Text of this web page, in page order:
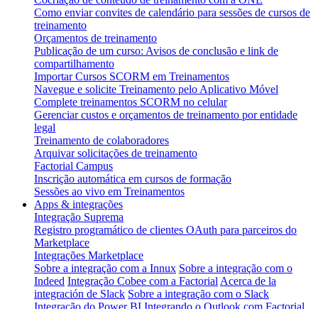
Como enviar convites de calendário para sessões de cursos de
treinamento
Orçamentos de treinamento
Publicação de um curso: Avisos de conclusão e link de
compartilhamento
Importar Cursos SCORM em Treinamentos
Navegue e solicite Treinamento pelo Aplicativo Móvel
Complete treinamentos SCORM no celular
Gerenciar custos e orçamentos de treinamento por entidade
legal
Treinamento de colaboradores
Arquivar solicitações de treinamento
Factorial Campus
Inscrição automática em cursos de formação
Sessões ao vivo em Treinamentos
Apps & integrações
Integração Suprema
Registro programático de clientes OAuth para parceiros do
Marketplace
Integrações Marketplace
Sobre a integração com a Innux Sobre a integração com o
Indeed Integração Cobee com a Factorial Acerca de la
integración de Slack Sobre a integração com o Slack
Integração do Power BI Integrando o Outlook com Factorial